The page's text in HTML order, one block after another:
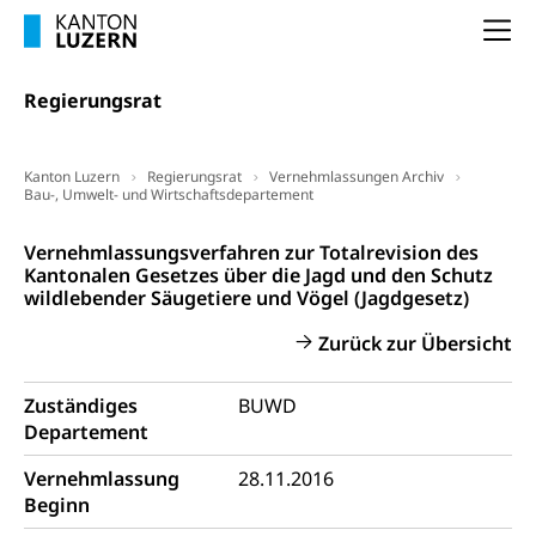
Regierungsrat
Kanton Luzern Regierungsrat
Vernehmlassungen Archiv
Bau-, Umwelt- und Wirtschaftsdepartement
Regierungsrat
Vernehmlassungsverfahren zur Totalrevision des
Kantonalen Gesetzes über die Jagd und den Schutz
wildlebender Säugetiere und Vögel (Jagdgesetz)
Zurück zur Übersicht
Zuständiges
Departement
BUWD
Vernehmlassung
Beginn
28.11.2016
Arbeitslosigkeit und Stellensuche (WAS
Arbeitslosenentschädigung (WAS Luzern)
selbständig Erwerbender, Freiberufler
Dienststelle Steuern - Wissenswertes
Frühpensionierung, Altersrente, berufliche
AHV-Altersrente (WAS Luzern)
Altersvorsorge (gruezi.lu.ch)
Bildung und Forschung
Wissenschaftsförderung
Forschungsförderung, Wissenschaftsmarketing,
Pilotprojekte Klima
Innovative Projekte Landwirtschaft und
Wald
Projektförderung Universität Luzern unilu
Erwachsenenbildung und Weiterbildung
Umschulung, zweiter Bildungsweg,
Nachdiplomstudium, Zusatzlehre, Höhere
Berufsbildung, Berufsmatura nach Lehre,
Neuorientierung, Grundkompetenzen,